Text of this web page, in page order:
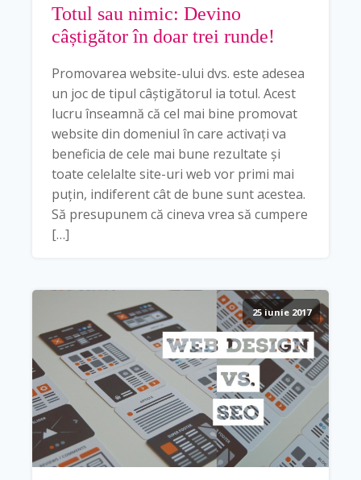
Totul sau nimic: Devino
câștigător în doar trei runde!
Promovarea website-ului dvs. este adesea
un joc de tipul câștigătorul ia totul. Acest
lucru înseamnă că cel mai bine promovat
website din domeniul în care activați va
beneficia de cele mai bune rezultate și
toate celelalte site-uri web vor primi mai
puțin, indiferent cât de bune sunt acestea.
Să presupunem că cineva vrea să cumpere
[…]
25 iunie 2017